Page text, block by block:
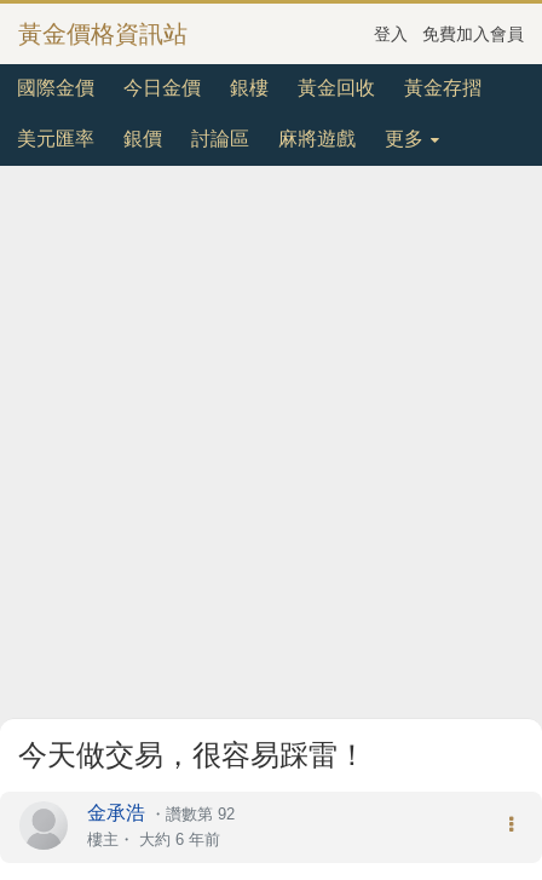
黃金價格資訊站 登入 免費加入會員
國際金價 今日金價 銀樓 黃金回收 黃金存摺
美元匯率 銀價 討論區 麻將遊戲 更多
今天做交易，很容易踩雷！
金承浩 ・ 讚數第 92
樓主 ・ 大約 6 年前